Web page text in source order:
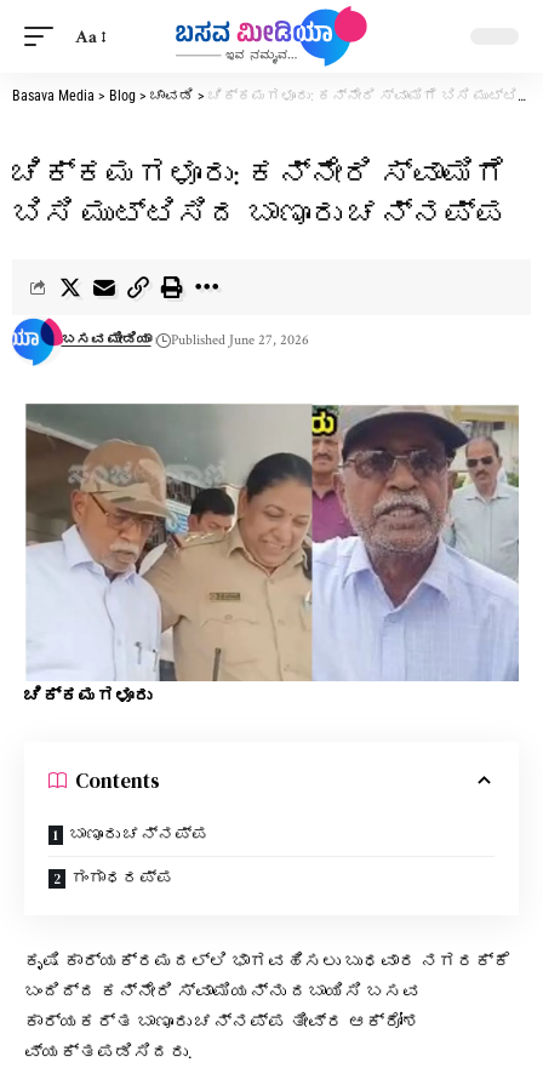
Aa
Basava Media > Blog > ಚಾವಡಿ > ಚಿಕ್ಕಮಗಳೂರು: ಕನ್ನೇರಿ ಸ್ವಾಮಿಗೆ ಬಿಸಿ ಮುಟ್ಟಿಸಿದ ಬಾಣೂರು ಚನ್ನಪ್ಪ
ಚಿಕ್ಕಮಗಳೂರು: ಕನ್ನೇರಿ ಸ್ವಾಮಿಗೆ
ಬಿಸಿ ಮುಟ್ಟಿಸಿದ ಬಾಣೂರು ಚನ್ನಪ್ಪ
ಬಸವ ಮೀಡಿಯಾ Published June 27, 2026
ಚಿಕ್ಕಮಗಳೂರು
Contents
ಬಾಣೂರು ಚನ್ನಪ್ಪ
ಗಂಗಾಧರಪ್ಪ
ಕೃಷಿ ಕಾರ್ಯಕ್ರಮದಲ್ಲಿ ಭಾಗವಹಿಸಲು ಬುಧವಾರ ನಗರಕ್ಕೆ
ಬಂದಿದ್ದ ಕನ್ನೇರಿ ಸ್ವಾಮಿಯನ್ನು ದಬಾಯಿಸಿ ಬಸವ
ಕಾರ್ಯಕರ್ತ ಬಾಣೂರು ಚನ್ನಪ್ಪ ತೀವ್ರ ಆಕ್ರೋಶ
ವ್ಯಕ್ತಪಡಿಸಿದರು.